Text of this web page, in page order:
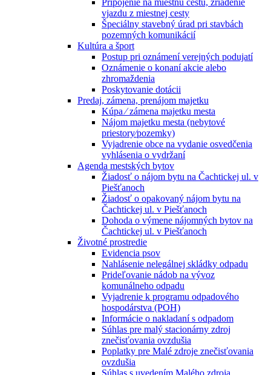
Pripojenie na miestnu cestu, zriadenie
vjazdu z miestnej cesty
Špeciálny stavebný úrad pri stavbách
pozemných komunikácií
Kultúra a šport
Postup pri oznámení verejných podujatí
Oznámenie o konaní akcie alebo
zhromaždenia
Poskytovanie dotácii
Predaj, zámena, prenájom majetku
Kúpa ⁄ zámena majetku mesta
Nájom majetku mesta (nebytové
priestory⁄pozemky)
Vyjadrenie obce na vydanie osvedčenia
vyhlásenia o vydržaní
Agenda mestských bytov
Žiadosť o nájom bytu na Čachtickej ul. v
Piešťanoch
Žiadosť o opakovaný nájom bytu na
Čachtickej ul. v Piešťanoch
Dohoda o výmene nájomných bytov na
Čachtickej ul. v Piešťanoch
Životné prostredie
Evidencia psov
Nahlásenie nelegálnej skládky odpadu
Prideľovanie nádob na vývoz
komunálneho odpadu
Vyjadrenie k programu odpadového
hospodárstva (POH)
Informácie o nakladaní s odpadom
Súhlas pre malý stacionárny zdroj
znečisťovania ovzdušia
Poplatky pre Malé zdroje znečisťovania
ovzdušia
Súhlas s uvedením Malého zdroja